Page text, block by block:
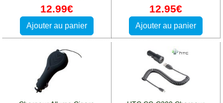
12.99€
Ajouter au panier
12.95€
Ajouter au panier